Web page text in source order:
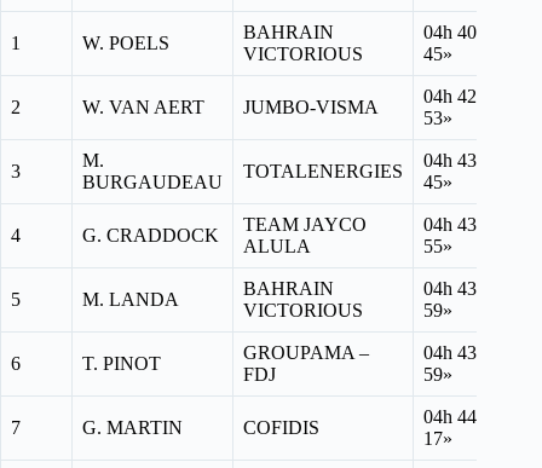
1 W. POELS
BAHRAIN
VICTORIOUS
04h 40′
45»
2 W. VAN AERT JUMBO-VISMA
04h 42′
53»
3
M.
BURGAUDEAU
TOTALENERGIES
04h 43′
45»
4 G. CRADDOCK
TEAM JAYCO
ALULA
04h 43′
55»
5 M. LANDA
BAHRAIN
VICTORIOUS
04h 43′
59»
6 T. PINOT
GROUPAMA –
FDJ
04h 43′
59»
7 G. MARTIN COFIDIS
04h 44′
17»